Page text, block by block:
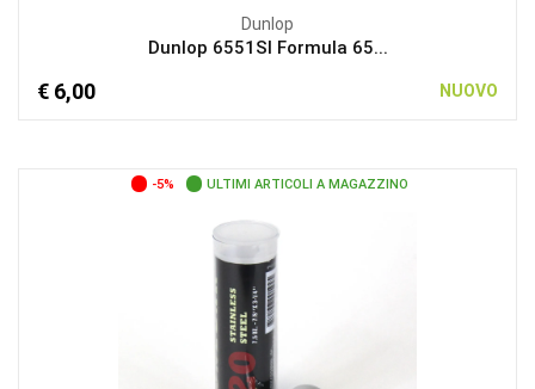
Dunlop
Dunlop 6551SI Formula 65...
€ 6,00 NUOVO
-5% ULTIMI ARTICOLI A MAGAZZINO